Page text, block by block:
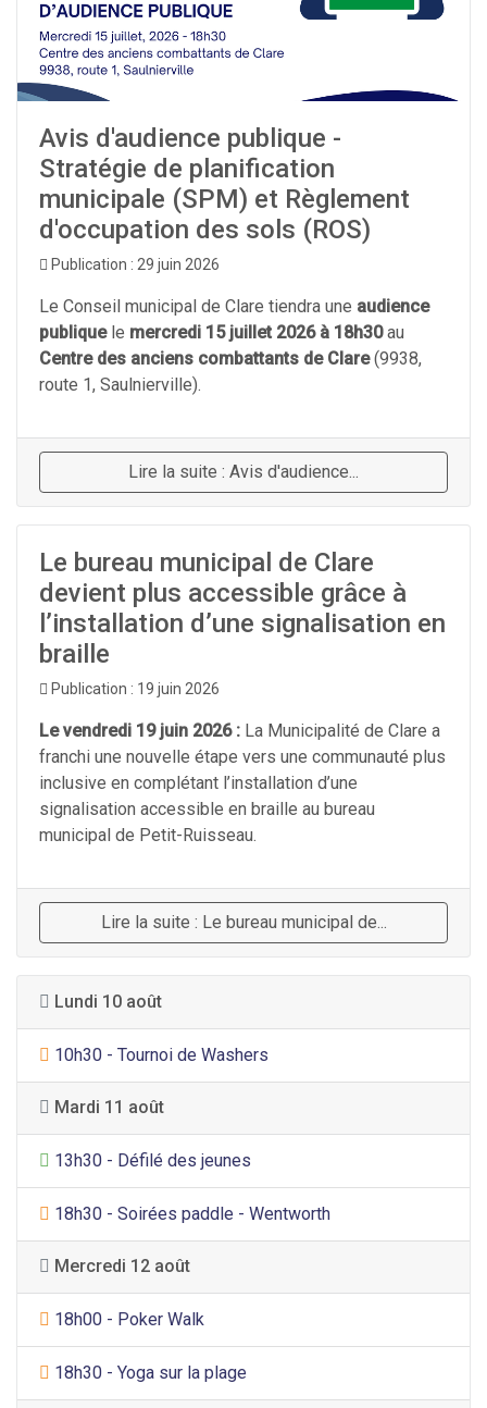
Avis d'audience publique -
Stratégie de planification
municipale (SPM) et Règlement
d'occupation des sols (ROS)
Publication : 29 juin 2026
Le Conseil municipal de Clare tiendra une audience
publiquele mercredi 15 juillet 2026 à 18h30au
Centre des anciens combattants de Clare(9938,
route 1, Saulnierville).
Lire la suite : Avis d'audience...
Le bureau municipal de Clare
devient plus accessible grâce à
l’installation d’une signalisation en
braille
Publication : 19 juin 2026
Le vendredi 19 juin 2026 : La Municipalité de Clare a
franchi une nouvelle étape vers une communauté plus
inclusive en complétant l’installation d’une
signalisation accessible en braille au bureau
municipal de Petit-Ruisseau.
Lire la suite : Le bureau municipal de...
Lundi 10 août
Sports
10h30 - Tournoi de Washers
Mardi 11 août
Divertissement général
13h30 - Défilé des jeunes
Sports
18h30 - Soirées paddle - Wentworth
Mercredi 12 août
Sports
18h00 - Poker Walk
Sports
18h30 - Yoga sur la plage